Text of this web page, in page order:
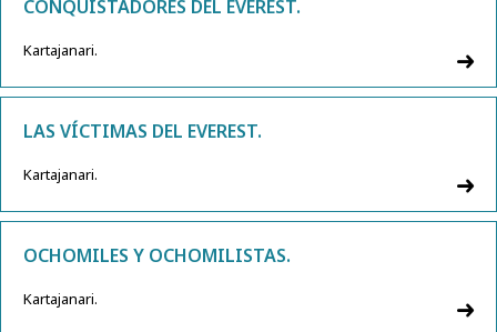
CONQUISTADORES DEL EVEREST.
Kartajanari.
LAS VÍCTIMAS DEL EVEREST.
Kartajanari.
OCHOMILES Y OCHOMILISTAS.
Kartajanari.